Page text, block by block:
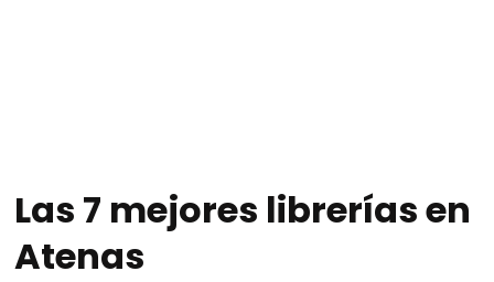
Las 7 mejores librerías en
Atenas